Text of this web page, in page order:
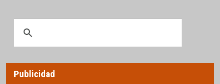
Publicidad